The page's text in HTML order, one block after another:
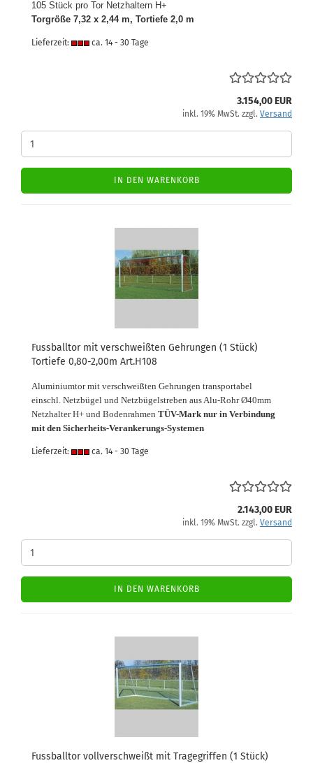
105 Stück pro Tor Netzhaltern H+
Torgröße 7,32 x 2,44 m, Tortiefe 2,0 m
Lieferzeit: ca. 14 - 30 Tage
3.154,00 EUR
inkl. 19% MwSt. zzgl. Versand
IN DEN WARENKORB
Fussballtor mit verschweißten Gehrungen (1 Stück)
Tortiefe 0,80-2,00m Art.H108
Aluminiumtor mit verschweißten Gehrungen transportabel
einschl. Netzbügel und Netzbügelstreben aus Alu-Rohr Ø40mm
Netzhalter H+ und Bodenrahmen TÜV-Mark nur in Verbindung
mit den Sicherheits-Verankerungs-Systemen
Lieferzeit: ca. 14 - 30 Tage
2.143,00 EUR
inkl. 19% MwSt. zzgl. Versand
IN DEN WARENKORB
Fussballtor vollverschweißt mit Tragegriffen (1 Stück)